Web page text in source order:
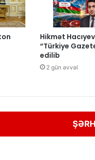
Hikmət
“Türkiye
edilib
2 gün əvvəl